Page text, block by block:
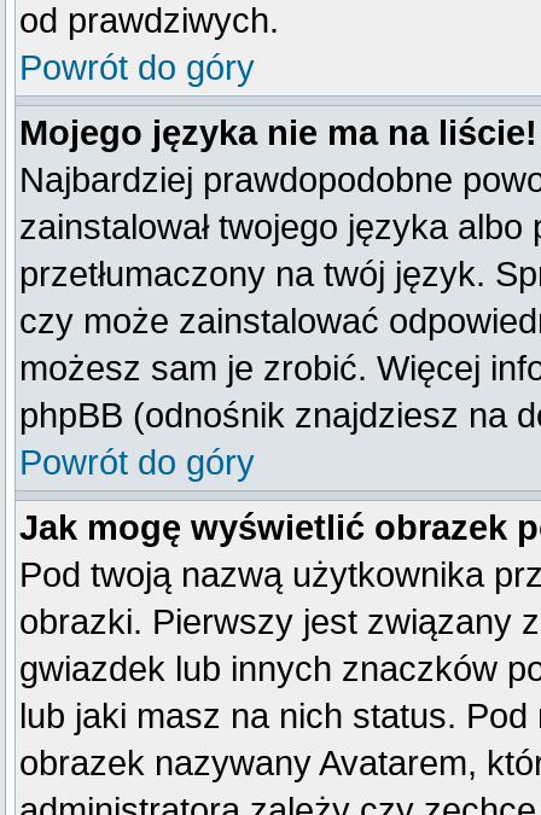
od prawdziwych.
Powrót do góry
Mojego języka nie ma na liście!
Najbardziej prawdopodobne
zainstalował twojego języka
przetłumaczony na twój język.
czy może zainstalować
możesz sam je zrobić. Więcej
phpBB (odnośnik znajdziesz na
Powrót do góry
Jak mogę wyświetlić obrazek
Pod twoją nazwą użytkownika
obrazki. Pierwszy jest związany
gwiazdek lub innych znaczków
lub jaki masz na nich status.
obrazek nazywany Avatarem,